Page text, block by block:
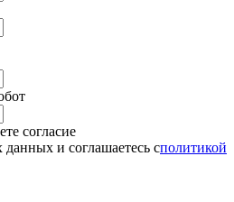
согласие
данных и соглашаетесь cполитикой